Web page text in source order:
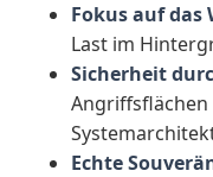
Fokus auf das
Last im
Sicherheit
Echte